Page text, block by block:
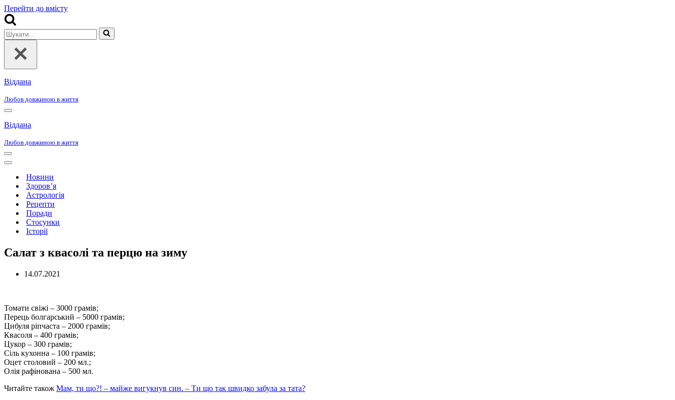
Перейти до вмісту
Шукати...
Віддана
Любов довжиною в життя
Меню
навігації
Віддана
Любов довжиною в життя
Меню
навігації
Меню
навігаціїНовини
Здоров’я
Астрологія
Рецепти
Поради
Стосунки
Історії
Cалат з квасолі та перцю на зиму
14.07.2021
Томати свіжі – 3000 грамів;
Перець болгарський – 5000 грамів;
Цибуля ріпчаста – 2000 грамів;
Квасоля – 400 грамів;
Цукор – 300 грамів;
Сіль кухонна – 100 грамів;
Оцет столовий – 200 мл.;
Олія рафінована – 500 мл.
Читайте також Мам, ти що?! – майже вигукнув син. – Ти що так швидко забула за тата?